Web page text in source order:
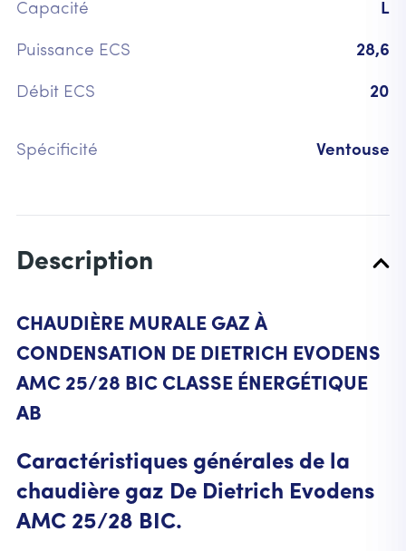
Capacité L
Puissance ECS 28,6
Débit ECS 20
Spécificité Ventouse
Description
CHAUDIÈRE MURALE GAZ À
CONDENSATION DE DIETRICH EVODENS
AMC 25/28 BIC CLASSE ÉNERGÉTIQUE
AB
Caractéristiques générales de la
chaudière gaz De Dietrich Evodens
AMC 25/28 BIC.